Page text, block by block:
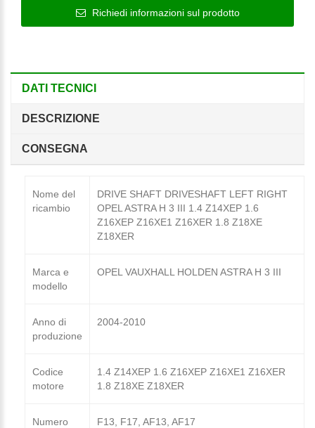
Richiedi informazioni sul prodotto
DATI TECNICI
DESCRIZIONE
CONSEGNA
Nome del
ricambio
DRIVE SHAFT DRIVESHAFT LEFT RIGHT
OPEL ASTRA H 3 III 1.4 Z14XEP 1.6
Z16XEP Z16XE1 Z16XER 1.8 Z18XE
Z18XER
Marca e
modello
OPEL VAUXHALL HOLDEN ASTRA H 3 III
Anno di
produzione
2004-2010
Codice
motore
1.4 Z14XEP 1.6 Z16XEP Z16XE1 Z16XER
1.8 Z18XE Z18XER
Numero
F13, F17, AF13, AF17